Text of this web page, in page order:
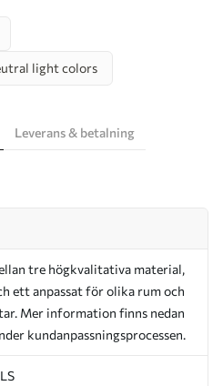
light colors
Leverans & betalning
tre högkvalitativa material,
ett anpassat för olika rum och
Mer information finns nedan
kundanpassningsprocessen.